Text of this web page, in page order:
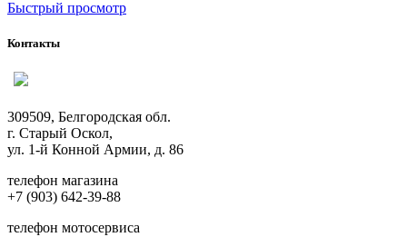
на
товара.
Быстрый просмотр
Контакты
309509, Белгородская обл.
г. Старый Оскол,
ул. 1-й Конной Армии, д. 86
телефон магазина
+7 (903) 642-39-88
телефон мотосервиса